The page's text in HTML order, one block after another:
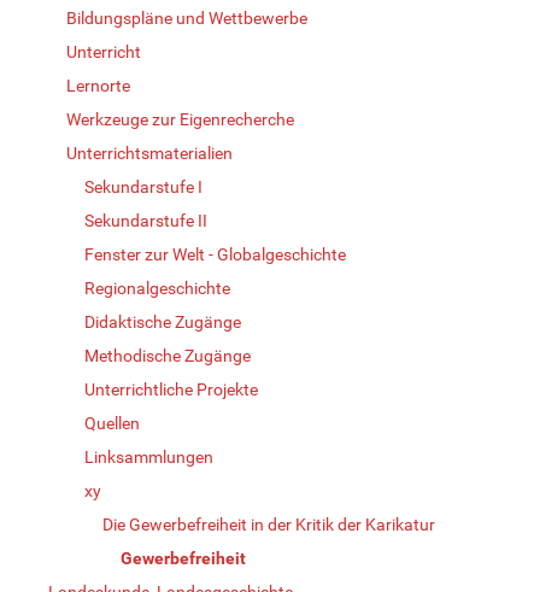
Bildungspläne und Wettbewerbe
Unterricht
Lernorte
Werkzeuge zur Eigenrecherche
Unterrichtsmaterialien
Sekundarstufe I
Sekundarstufe II
Fenster zur Welt - Globalgeschichte
Regionalgeschichte
Didaktische Zugänge
Methodische Zugänge
Unterrichtliche Projekte
Quellen
Linksammlungen
xy
Die Gewerbefreiheit in der Kritik der Karikatur
Gewerbefreiheit